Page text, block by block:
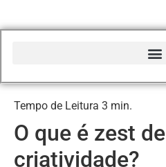
O que é zest de
criatividade?